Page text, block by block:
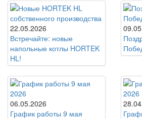
22.05.2026
Встречайте: новые
напольные котлы HORTEK
HL!
06.05.2026
График работы 9 мая